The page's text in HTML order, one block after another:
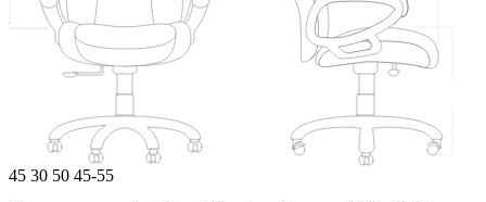
45 30 50 45-55